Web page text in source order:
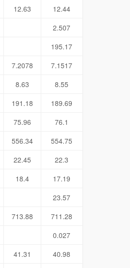
12.63
12.44
2.507
195.17
7.2078
7.1517
8.63
8.55
191.18
189.69
75.96
76.1
556.34
554.75
22.45
22.3
18.4
17.19
23.57
713.88
711.28
0.027
41.31 40.98